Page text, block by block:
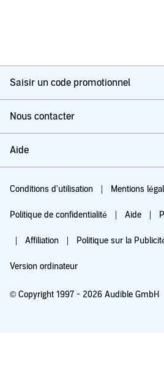
Saisir un code promotionnel
Nous contacter
Aide
Conditions d'utilisation Mentions
Politique de confidentialité Aide
Affiliation Politique sur la
Version ordinateur
© Copyright 1997 - 2026 Audible GmbH